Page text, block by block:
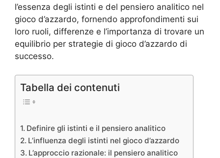
l’essenza degli istinti e del pensiero analitico nel
gioco d’azzardo, fornendo approfondimenti sui
loro ruoli, differenze e l’importanza di trovare un
equilibrio per strategie di gioco d’azzardo di
successo.
Tabella dei contenuti
Definire gli istinti e il pensiero analitico
L’influenza degli istinti nel gioco d’azzardo
L’approccio razionale: il pensiero analitico